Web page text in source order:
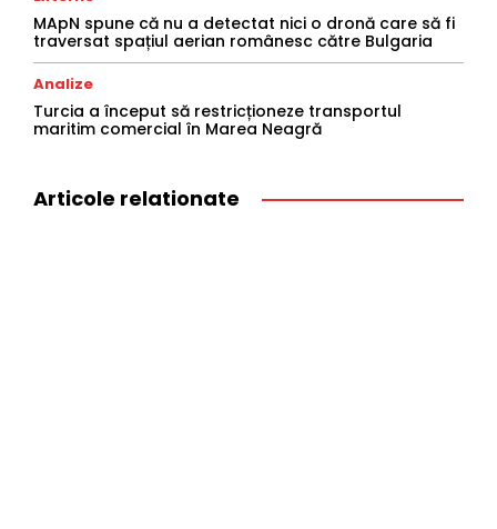
MApN spune că nu a detectat nici o dronă care să fi
traversat spațiul aerian românesc către Bulgaria
Analize
Turcia a început să restricționeze transportul
maritim comercial în Marea Neagră
Articole relationate